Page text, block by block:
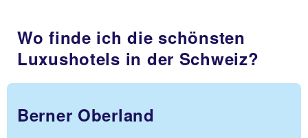
Wo finde ich die schönsten
Luxushotels in der Schweiz?
Berner Oberland